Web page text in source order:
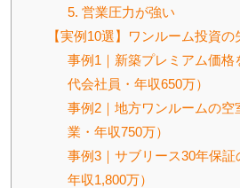
5. 営業圧力が強い
【実例10選】ワンルーム投資の
事例1｜新築プレミアム価格
代会社員・年収650万）
事例2｜地方ワンルームの空
業・年収750万）
事例3｜サブリース30年保証
年収1,800万）